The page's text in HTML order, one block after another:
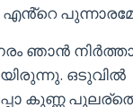
ഞാൻ
ഒടുവിൽ
കുണ്ണ